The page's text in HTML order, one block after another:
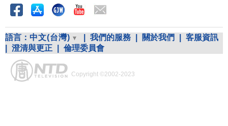
語言： 中文(台灣) 我們的服務 關於我們
客服資訊
澄清與更正 倫理委員會
Copyright ©2002-2023